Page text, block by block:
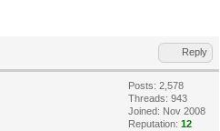
Reply
Posts: 2,578
Threads: 943
Joined: Nov 2008
Reputation: 12